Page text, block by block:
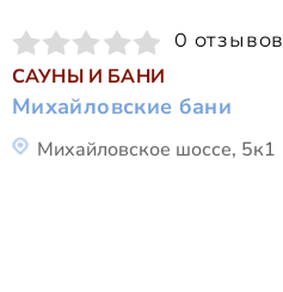
0 отзывов
САУНЫ И БАНИ
Михайловские бани
Михайловское шоссе, 5к1